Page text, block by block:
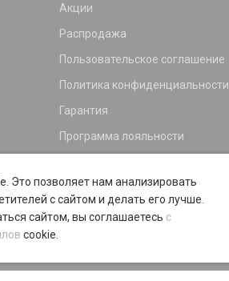
Акции
Распродажа
Пользовательское соглашение
Политика конфиденциальности
Гарантия
Программа лояльности
Это позволяет нам анализировать
с сайтом и делать его лучше.
сайтом, вы соглашаетесь с
cookie.